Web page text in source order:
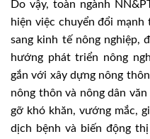
Do vậy, toàn ngành
hiện việc chuyển đổi
sang kinh tế nông nghiệp,
hướng phát triển nông
gắn với xây dựng nông
nông thôn và nông dân
gỡ khó khăn, vướng mắc,
dịch bệnh và biến động